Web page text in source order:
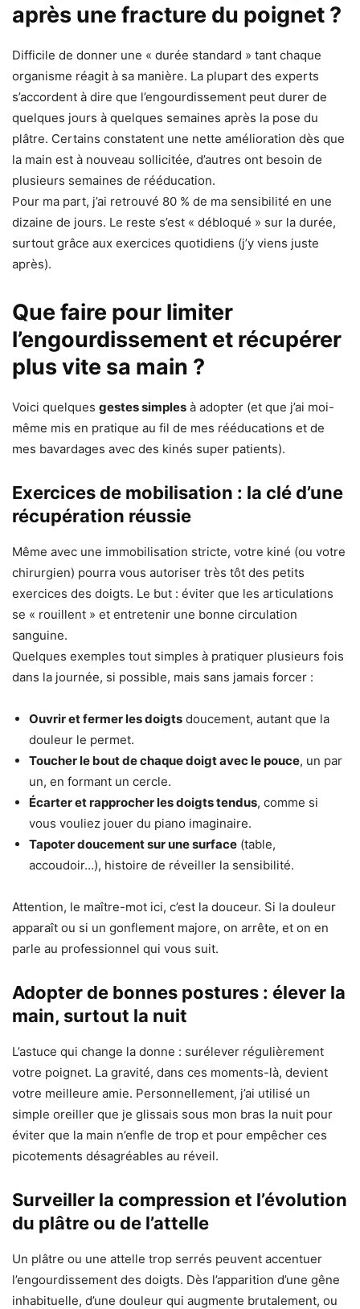
après une fracture du poignet ?
Difficile de donner une « durée standard » tant chaque
organisme réagit à sa manière. La plupart des experts
s’accordent à dire que l’engourdissement peut durer de
quelques jours à quelques semaines après la pose du
plâtre. Certains constatent une nette amélioration dès que
la main est à nouveau sollicitée, d’autres ont besoin de
plusieurs semaines de rééducation.
Pour ma part, j’ai retrouvé 80 % de ma sensibilité en une
dizaine de jours. Le reste s’est « débloqué » sur la durée,
surtout grâce aux exercices quotidiens (j’y viens juste
après).
Que faire pour limiter
l’engourdissement et récupérer
plus vite sa main ?
Voici quelques gestes simples à adopter (et que j’ai moi-
même mis en pratique au fil de mes rééducations et de
mes bavardages avec des kinés super patients).
Exercices de mobilisation : la clé d’une
récupération réussie
Même avec une immobilisation stricte, votre kiné (ou votre
chirurgien) pourra vous autoriser très tôt des petits
exercices des doigts. Le but : éviter que les articulations
se « rouillent » et entretenir une bonne circulation
sanguine.
Quelques exemples tout simples à pratiquer plusieurs fois
dans la journée, si possible, mais sans jamais forcer :
Ouvrir et fermer les doigts doucement, autant que la
douleur le permet.
Toucher le bout de chaque doigt avec le pouce, un par
un, en formant un cercle.
Écarter et rapprocher les doigts tendus, comme si
vous vouliez jouer du piano imaginaire.
Tapoter doucement sur une surface (table,
accoudoir…), histoire de réveiller la sensibilité.
Attention, le maître-mot ici, c’est la douceur. Si la douleur
apparaît ou si un gonflement majore, on arrête, et on en
parle au professionnel qui vous suit.
Adopter de bonnes postures : élever la
main, surtout la nuit
L’astuce qui change la donne : surélever régulièrement
votre poignet. La gravité, dans ces moments-là, devient
votre meilleure amie. Personnellement, j’ai utilisé un
simple oreiller que je glissais sous mon bras la nuit pour
éviter que la main n’enfle de trop et pour empêcher ces
picotements désagréables au réveil.
Surveiller la compression et l’évolution
du plâtre ou de l’attelle
Un plâtre ou une attelle trop serrés peuvent accentuer
l’engourdissement des doigts. Dès l’apparition d’une gêne
inhabituelle, d’une douleur qui augmente brutalement, ou